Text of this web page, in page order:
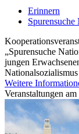
Erinnern
Spurensuche
„Spurensuche
jungen
Weitere
Veranstaltungen